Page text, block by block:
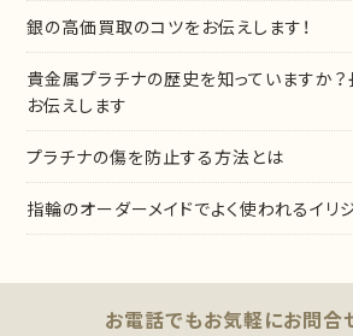
銀の高価買取のコツをお伝えします！
貴金属プラチナの歴史を知っていますか
お伝えします
プラチナの傷を防止する方法とは
指輪のオーダーメイドでよく使われるイリ
お電話でもお気軽にお問合